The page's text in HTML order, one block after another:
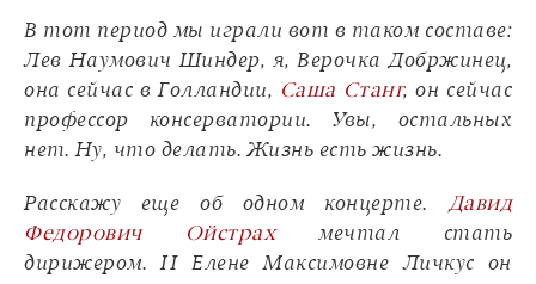
В тот период мы играли вот в таком составе:
Лев Наумович Шиндер, я, Верочка Добржинец,
она сейчас в Голландии, Саша Станг, он сейчас
профессор консерватории. Увы, остальных
нет. Ну, что делать. Жизнь есть жизнь.
Расскажу еще об одном концерте. Давид
Федорович Ойстрахмечтал стать
дирижером. И Елене Максимовне Личкус он